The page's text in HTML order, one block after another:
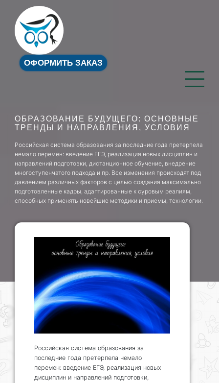
ОФОРМИТЬ ЗАКАЗ
ОБРАЗОВАНИЕ БУДУЩЕГО: ОСНОВНЫЕ
ТРЕНДЫ И НАПРАВЛЕНИЯ, УСЛОВИЯ
Российская система образования за последние года претерпела
немало перемен: введение ЕГЭ, реализация новых дисциплин и
направлений подготовки, дистанционное обучение, внедрение
многоступенчатого подхода и пр. Все изменения происходят под
давлением различных факторов с целью создания максимально
подготовленные кадры, адаптированные к суровым реалиям,
способных применять новейшие методики и приемы, технологии.
Российская система образования за
последние года претерпела немало
перемен: введение ЕГЭ, реализация новых
дисциплин и направлений подготовки,